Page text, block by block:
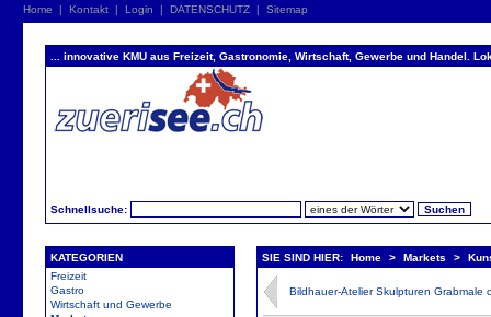
Home | Kontakt | Login | DATENSCHUTZ | Sitemap
... innovative KMU aus Freizeit, Gastronomie, Wirtschaft, Gewerbe und Handel.
Schnellsuche:
KATEGORIEN
Freizeit
Gastro
Wirtschaft und Gewerbe
SIE SIND HIER: Home > Markets >
Bildhauer-Atelier Skulpturen Grabmale